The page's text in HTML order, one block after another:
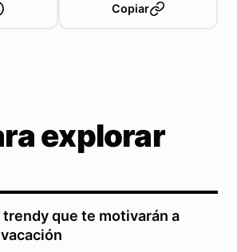
Copiar
explorar
trendy que te motivarán a